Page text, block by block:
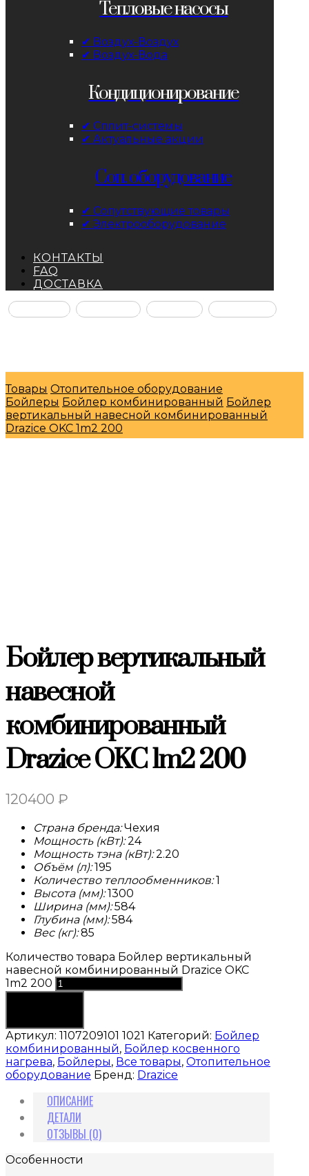
Тепловые насосы
✔ Воздух-Воздух
✔ Воздух-Вода
Кондиционирование
✔ Сплит-системы
✔ Актуальные акции
Соп. оборудование
✔ Сопутствующие товары
✔ Электрооборудование
КОНТАКТЫ
FAQ
ДОСТАВКА
Facebook Instagram YouTube ВКонтакте
Товары Отопительное оборудование
Бойлеры Бойлер комбинированный Бойлер
вертикальный навесной комбинированный
Drazice OKC 1m2 200
Бойлер вертикальный
навесной
комбинированный
Drazice OKC 1m2 200
120400 ₽
Страна бренда:Чехия
Мощность (кВт):24
Мощность тэна (кВт):2.20
Объём (л):195
Количество теплообменников:1
Высота (мм):1300
Ширина (мм):584
Глубина (мм):584
Вес (кг):85
Количество товара Бойлер вертикальный
навесной комбинированный Drazice OKC
1m2 200
Артикул: 1107209101 1021 Категорий: Бойлер
комбинированный, Бойлер косвенного
нагрева, Бойлеры, Все товары, Отопительное
оборудование Бренд: Drazice
ОПИСАНИЕ
ДЕТАЛИ
ОТЗЫВЫ (0)
Особенности